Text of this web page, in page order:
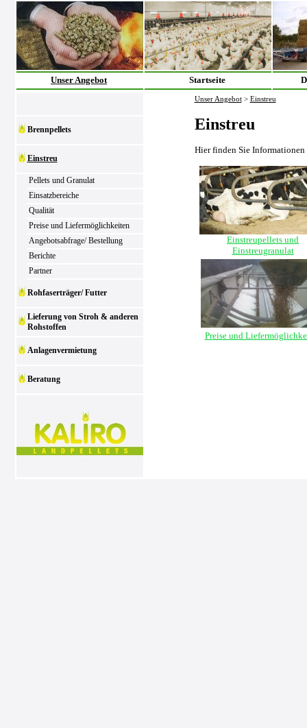
Unser Angebot Startseite
Brennpellets
Einstreu
Pellets und Granulat
Einsatzbereiche
Qualität
Preise und Liefermöglichkeiten
Angebotsabfrage/ Bestellung
Berichte
Partner
Rohfaserträger/ Futter
Lieferung von Stroh & anderen
Rohstoffen
Anlagenvermietung
Beratung
Unser Angebot > Einstreu
Einstreu
Hier finden Sie Informationen
Einstreupellets und
Einstreugranulat
Preise und